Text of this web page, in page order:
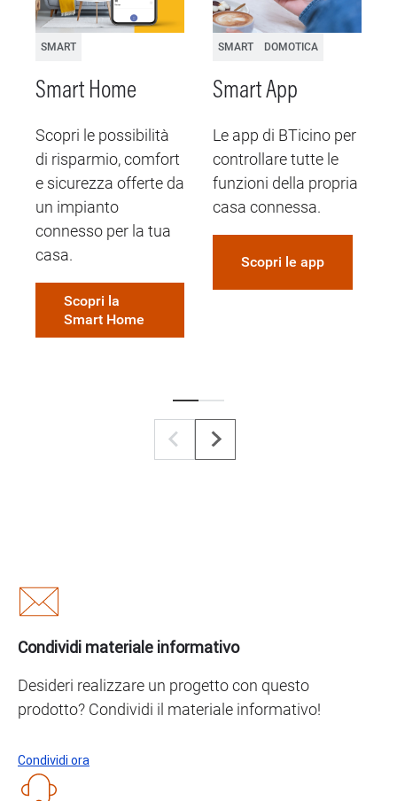
SMART
Smart Home
Scopri le possibilità
di risparmio, comfort
e sicurezza offerte da
un impianto
connesso per la tua
casa.
Scopri la
Smart Home
SMART DOMOTICA
Smart App
Le app di BTicino per
controllare tutte le
funzioni della propria
casa connessa.
Scopri le app
Condividi materiale informativo
Desideri realizzare un progetto con questo
prodotto? Condividi il materiale informativo!
Condividi ora